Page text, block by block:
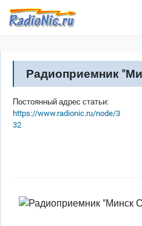
Перейти к основному
Радиоприемник
Постоянный адрес статьи:
https://www.radionic.ru/node/3
32